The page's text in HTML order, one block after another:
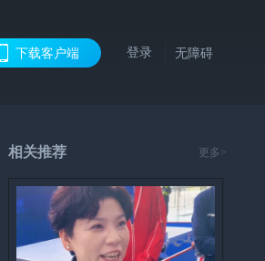
下载客户端 登录 无障碍
相关推荐 更多>